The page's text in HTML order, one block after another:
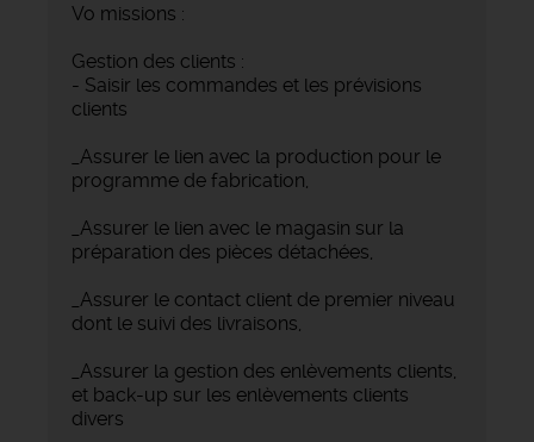
Vo missions :
Gestion des clients :
- Saisir les commandes et les prévisions
clients
_Assurer le lien avec la production pour le
programme de fabrication,
_Assurer le lien avec le magasin sur la
préparation des pièces détachées,
_Assurer le contact client de premier niveau
dont le suivi des livraisons,
_Assurer la gestion des enlèvements clients,
et back-up sur les enlèvements clients
divers